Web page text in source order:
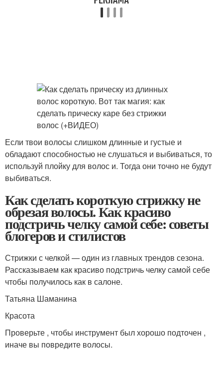
Если твои волосы слишком длинные и густые и
обладают способностью не слушаться и выбиваться, то
используй плойку для волос и. Тогда они точно не будут
выбиваться.
Как сделать короткую стрижку не
обрезая волосы. Как красиво
подстричь челку самой себе: советы
блогеров и стилистов
Стрижки с челкой — один из главных трендов сезона.
Рассказываем как красиво подстричь челку самой себе
чтобы получилось как в салоне.
Татьяна Шаманина
Красота
Проверьте , чтобы инструмент был хорошо подточен ,
иначе вы повредите волосы.